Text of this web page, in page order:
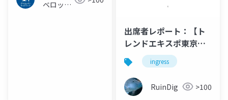
ベロッパ
出席者レポート：【ト
レンドエキスポ東京
2016基調講演】「リア
ル・ワールド・ゲーム
のインパクト〜『ポケ
モンGO』や『イングレ
ingress
RuinDig >100